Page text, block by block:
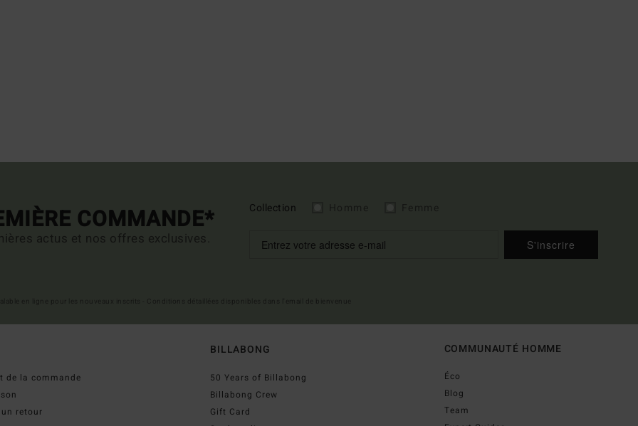
COMMANDE*
actus et nos offres exclusives.
Collection
S'inscrire
de la commande
retour
BILLABONG
50 Years of Billabong
Billabong Crew
Gift Card
COMMUNAUTÉ HOMME
Éco
Blog
Team